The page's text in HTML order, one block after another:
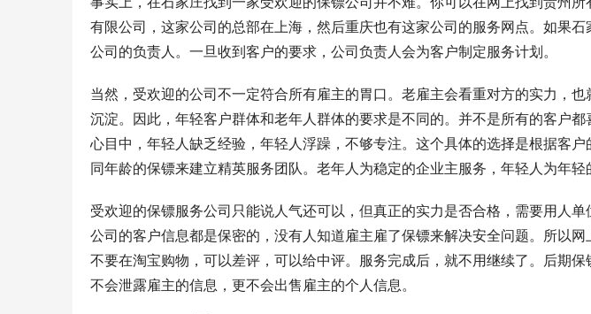
有限公司，这家公司的总部在上海，然后重庆也有这家公司的服务网点。如果
公司的负责人。一旦收到客户的要求，公司负责人会为客户制定服务计划。
当然，受欢迎的公司不一定符合所有雇主的胃口。老雇主会看重对方的实力，
沉淀。因此，年轻客户群体和老年人群体的要求是不同的。并不是所有的客户
心目中，年轻人缺乏经验，年轻人浮躁，不够专注。这个具体的选择是根据客
同年龄的保镖来建立精英服务团队。老年人为稳定的企业主服务，年轻人为年轻
受欢迎的保镖服务公司只能说人气还可以，但真正的实力是否合格，需要用人
公司的客户信息都是保密的，没有人知道雇主雇了保镖来解决安全问题。所以
不要在淘宝购物，可以差评，可以给中评。服务完成后，就不用继续了。后期保
不会泄露雇主的信息，更不会出售雇主的个人信息。